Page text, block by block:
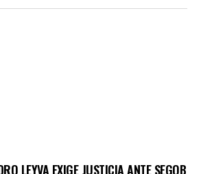
LEYVA EXIGE JUSTICIA ANTE SEGOB